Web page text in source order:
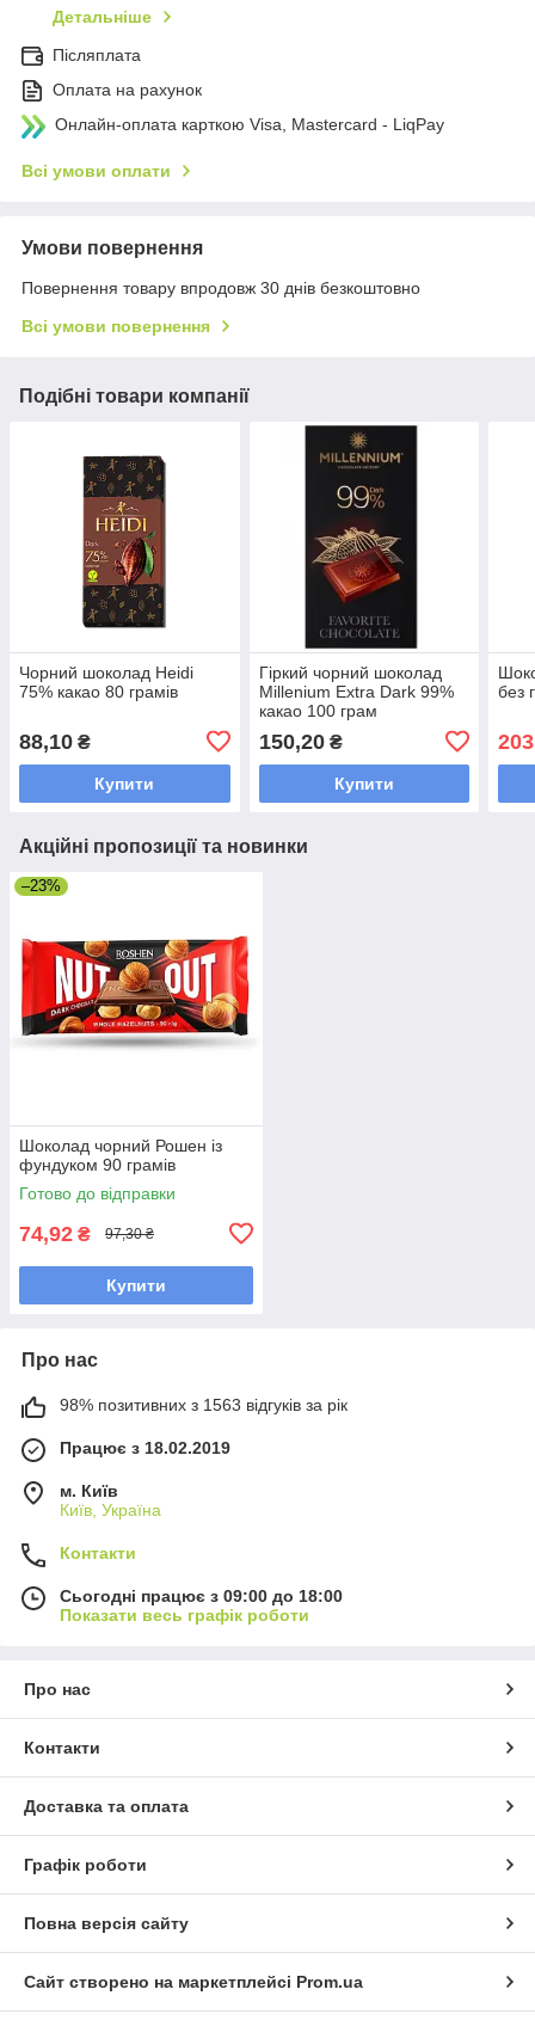
Детальніше
Післяплата
Оплата на рахунок
Онлайн-оплата карткою Visa, Mastercard - LiqPay
Всі умови оплати
Умови повернення
Повернення товару впродовж 30 днів безкоштовно
Всі умови повернення
Подібні товари компанії
Чорний шоколад Heidi
75% какао 80 грамів
88,10 ₴
Купити
Гіркий чорний шоколад
Millenium Extra Dark 99%
какао 100 грам
150,20₴
Купити
без
Акційні пропозиції та новинки
–23%
Шоколад чорний Рошен із
фундуком 90 грамів
Готово до відправки
74,92 ₴ 97,30 ₴
Купити
Про нас
98% позитивних з 1563 відгуків за рік
Працює з 18.02.2019
м. Київ
Київ, Україна
Контакти
Сьогодні працює з 09:00 до 18:00
Показати весь графік роботи
Про нас
Контакти
Доставка та оплата
Графік роботи
Повна версія сайту
Сайт створено на маркетплейсі Prom.ua